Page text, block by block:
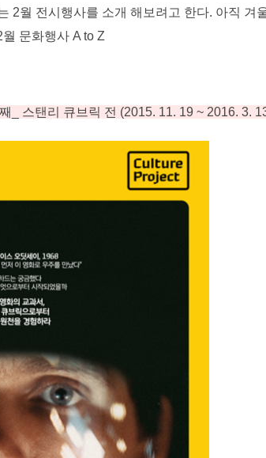
2월 전시행사를 소개 해보려고 한다. 아직 겨
월 문화행사 A to Z
스탠리 큐브릭 전 (2015. 11. 19 ~ 2016. 3.